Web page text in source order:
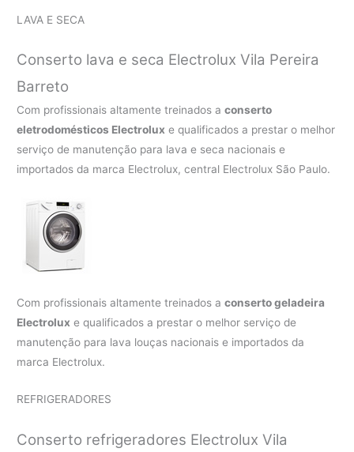
LAVA E SECA
Conserto lava e seca ElectroluxVila Pereira
Barreto
Com profissionais altamente treinados aconserto
eletrodomésticos Electrolux e qualificados a prestar o melhor
serviço de manutenção para lava e seca nacionais e
importados da marca Electrolux, central Electrolux São Paulo.
Com profissionais altamente treinados aconserto geladeira
Electrolux e qualificados a prestar o melhor serviço de
manutenção para lava louças nacionais e importados da
marca Electrolux.
REFRIGERADORES
Conserto refrigeradores Electrolux Vila